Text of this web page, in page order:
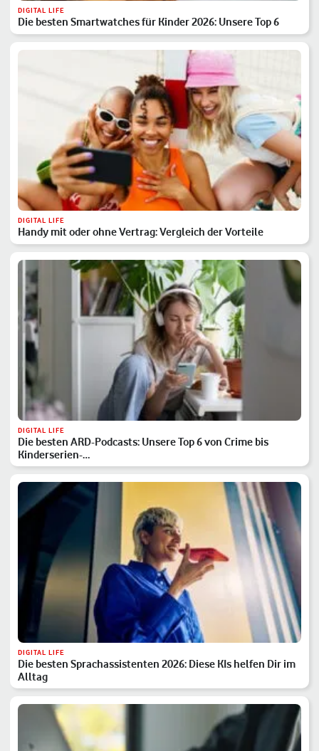
DIGITAL LIFE
Die besten Smartwatches für Kinder 2026: Unsere Top 6
DIGITAL LIFE
Handy mit oder ohne Vertrag: Vergleich der Vorteile
DIGITAL LIFE
Die besten ARD-Podcasts: Unsere Top 6 von Crime bis
Kinderserien-…
DIGITAL LIFE
Die besten Sprachassistenten 2026: Diese KIs helfen Dir im
Alltag